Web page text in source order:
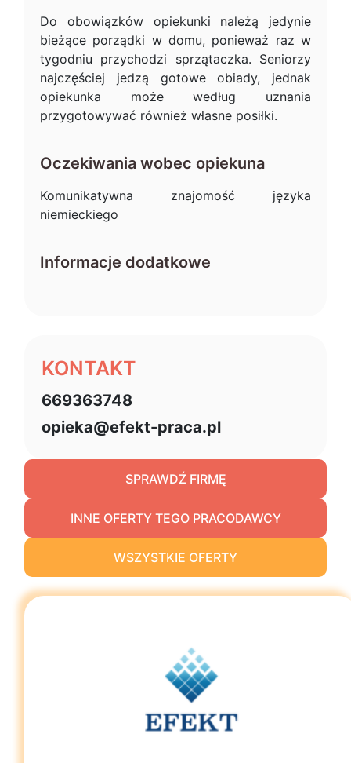
Do obowiązków opiekunki należą jedynie
bieżące porządki w domu, ponieważ raz w
tygodniu przychodzi sprzątaczka. Seniorzy
najczęściej jedzą gotowe obiady, jednak
opiekunka może według uznania
przygotowywać również własne posiłki.
Oczekiwania wobec opiekuna
Komunikatywna znajomość języka
niemieckiego
Informacje dodatkowe
KONTAKT
669363748
opieka@efekt-praca.pl
SPRAWDŹ FIRMĘ
INNE OFERTY TEGO PRACODAWCY
WSZYSTKIE OFERTY